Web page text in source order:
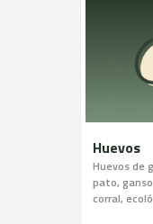
Huevos
Huevos de
pato,
corral,